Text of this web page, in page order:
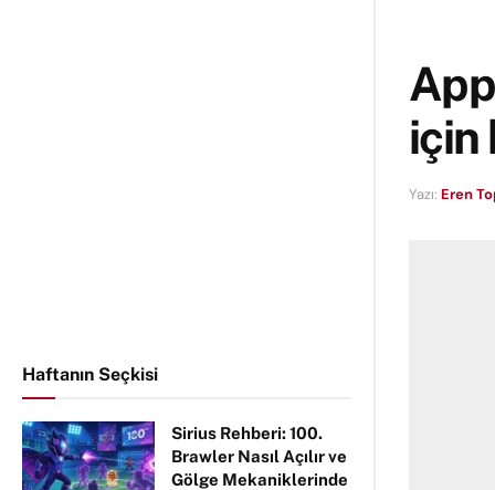
Haftanın Seçkisi
Sirius Rehberi: 100.
Brawler Nasıl Açılır ve
Gölge Mekaniklerinde
için
Yazı: Eren